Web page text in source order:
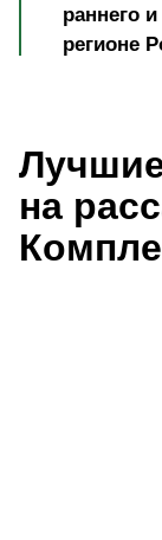
раннего
регионе
на